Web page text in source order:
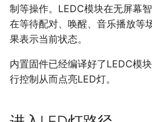
制等操作。LEDC模块在无屏幕
在等待配对、唤醒、音乐播放等
果表示当前状态。
内置固件已经编译好了LEDC模
行控制从而点亮LED灯。